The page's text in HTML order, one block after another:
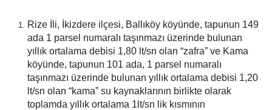
Rize İli, İkizdere ilçesi, Ballıköy köyünde, tapunun 149
ada 1 parsel numaralı taşınmazı üzerinde bulunan
yıllık ortalama debisi 1,80 lt/sn olan “zafra” ve Kama
köyünde, tapunun 101 ada, 1 parsel numaralı
taşınmazı üzerinde bulunan yıllık ortalama debisi 1,20
lt/sn olan “kama” su kaynaklarının birlikte olarak
toplamda yıllık ortalama 1lt/sn lik kısmının